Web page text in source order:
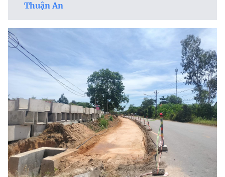
Thuận An